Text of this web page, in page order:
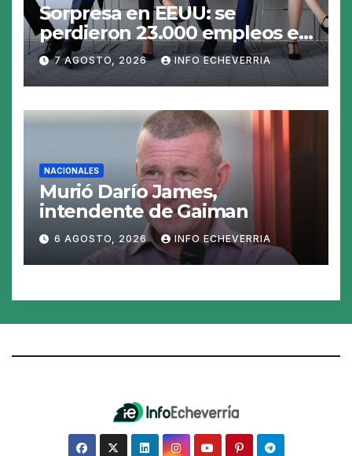
Sorpresa en EEUU: se
perdieron 23.000 empleos en
julio y el mercado recalcula
las perspectivas para las
tasas
7 AGOSTO, 2026 INFO ECHEVERRIA
NACIONALES
Murió Darío James,
intendente de Gaiman
6 AGOSTO, 2026 INFO ECHEVERRIA